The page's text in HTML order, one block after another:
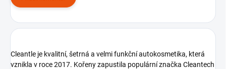
Cleantle je kvalitní, šetrná a velmi funkční autokosmetika, která
vznikla v roce 2017. Kořeny zapustila populární značka Cleantech